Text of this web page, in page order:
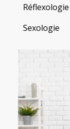
Sexologie